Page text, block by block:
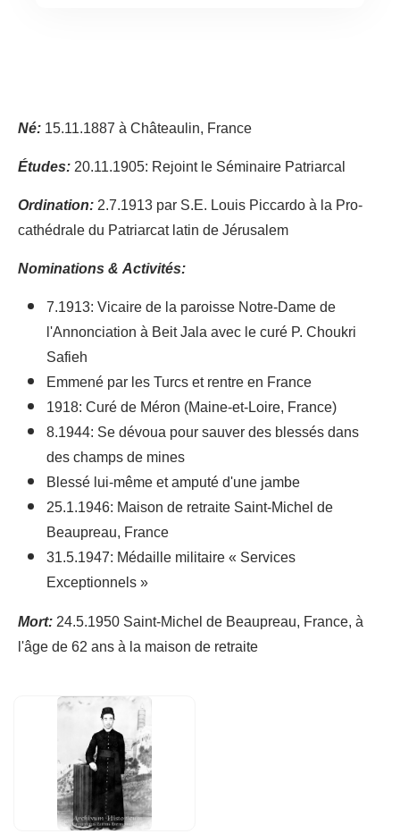
Né:15.11.1887 à Châteaulin, France
Études:20.11.1905: Rejoint le Séminaire Patriarcal
Ordination:2.7.1913 par S.E. Louis Piccardo à la Pro-
cathédrale du Patriarcat latin de Jérusalem
Nominations & Activités:
7.1913: Vicaire de la paroisse Notre-Dame de
l'Annonciation à Beit Jala avec le curé P. Choukri
Safieh
Emmené par les Turcs et rentre en France
1918: Curé de Méron (Maine-et-Loire, France)
8.1944: Se dévoua pour sauver des blessés dans
des champs de mines
Blessé lui-même et amputé d'une jambe
25.1.1946: Maison de retraite Saint-Michel de
Beaupreau, France
31.5.1947: Médaille militaire « Services
Exceptionnels »
Mort:24.5.1950 Saint-Michel de Beaupreau, France, à
l'âge de 62 ans à la maison de retraite